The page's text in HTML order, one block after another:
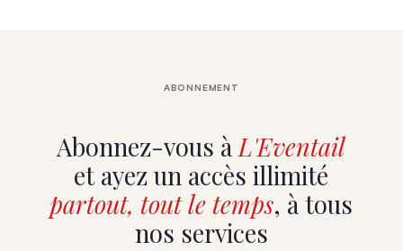
Abonnez-vous àL'Eventail
et ayez un accès illimité
partout, tout le temps, à tous
nos services
ABONNEMENT